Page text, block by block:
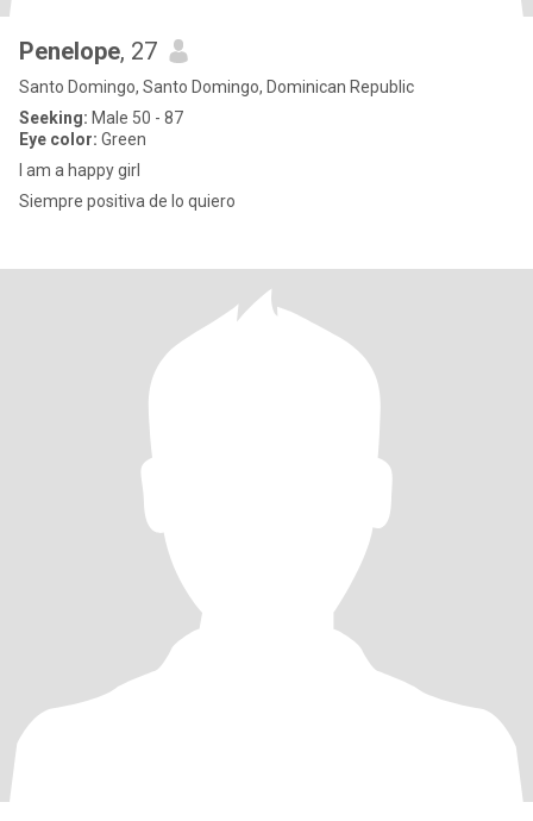
Penelope, 27
Santo Domingo, Santo Domingo, Dominican Republic
Seeking: Male 50 - 87
Eye color: Green
I am a happy girl
Siempre positiva de lo quiero